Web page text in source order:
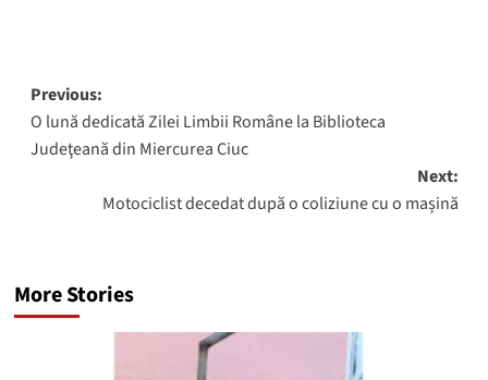
Post
navigation
Previous:
O lună dedicată Zilei Limbii Române la Biblioteca
Judeţeană din Miercurea Ciuc
Next:
Motociclist decedat după o coliziune cu o mașină
More Stories